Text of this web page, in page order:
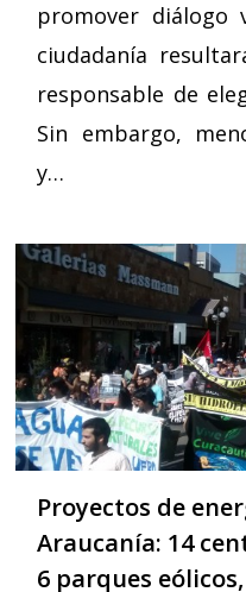
promover diálogo
ciudadanía
responsable de
Sin embargo,
y…
Proyectos de
Araucanía: 14
6 parques